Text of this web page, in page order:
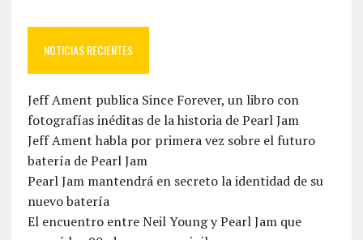
NOTICIAS RECIENTES
Jeff Ament publica Since Forever, un libro con
fotografías inéditas de la historia de Pearl Jam
Jeff Ament habla por primera vez sobre el futuro
batería de Pearl Jam
Pearl Jam mantendrá en secreto la identidad de su
nuevo batería
El encuentro entre Neil Young y Pearl Jam que